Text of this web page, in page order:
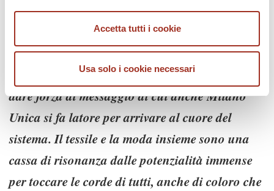
Accetta tutti i cookie
Usa solo i cookie necessari
di Milano Unica“il dialogo non può
prescindere dagli studenti delle scuole di moda
- i veri artefici del nostro futuro. Parlare con
loro, coinvolgerli nel processo creativo, potrà
dare forza al messaggio di cui anche Milano
Unica si fa latore per arrivare al cuore del
sistema. Il tessile e la moda insieme sono una
cassa di risonanza dalle potenzialità immense
per toccare le corde di tutti, anche di coloro che